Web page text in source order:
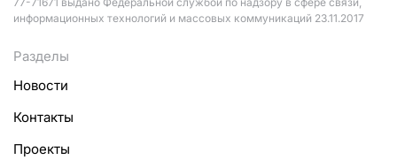
информационных технологий и массовых коммуникаций 23.11.2017
Разделы
Новости
Контакты
Проекты